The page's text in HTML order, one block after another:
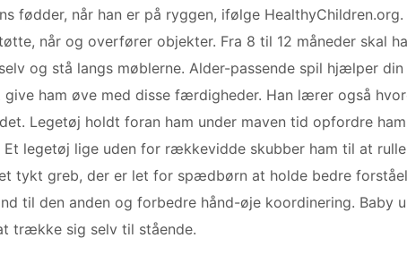
fødder, når han er på ryggen, ifølge
når og overfører objekter. Fra 8 til 12 måneder skal
og stå langs møblerne. Alder-passende spil hjælper
ham øve med disse færdigheder. Han lærer også
Legetøj holdt foran ham under maven tid opfordre
Et legetøj lige uden for rækkevidde skubber ham til at
tykt greb, der er let for spædbørn at holde bedre
til den anden og forbedre hånd-øje koordinering. Baby
trække sig selv til stående.